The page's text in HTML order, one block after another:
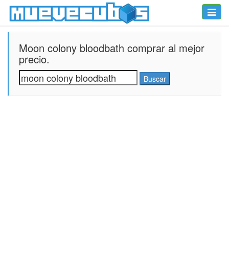
Toggle
Moon colony bloodbath comprar al mejor
precio.